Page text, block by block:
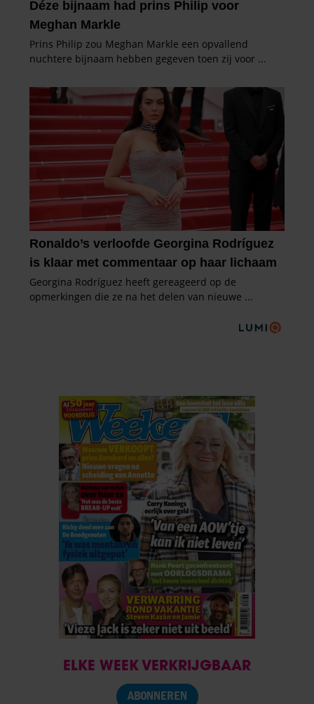
ELKE WEEK VERKRIJGBAAR
ABONNEREN